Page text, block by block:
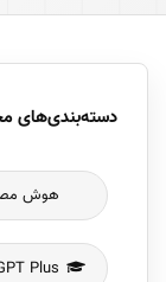
دسته‌بندی‌های
هوش
Plus